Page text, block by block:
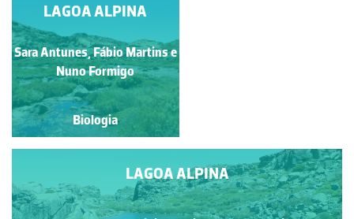
LAGOA ALPINA
Sara Antunes, Fábio
Martins e Nuno Formigo
Biologia
LAGOA ALPINA
LAGOA ALPINA
Sara Antunes, Fábio Martins e
Nuno Formigo
Biologia